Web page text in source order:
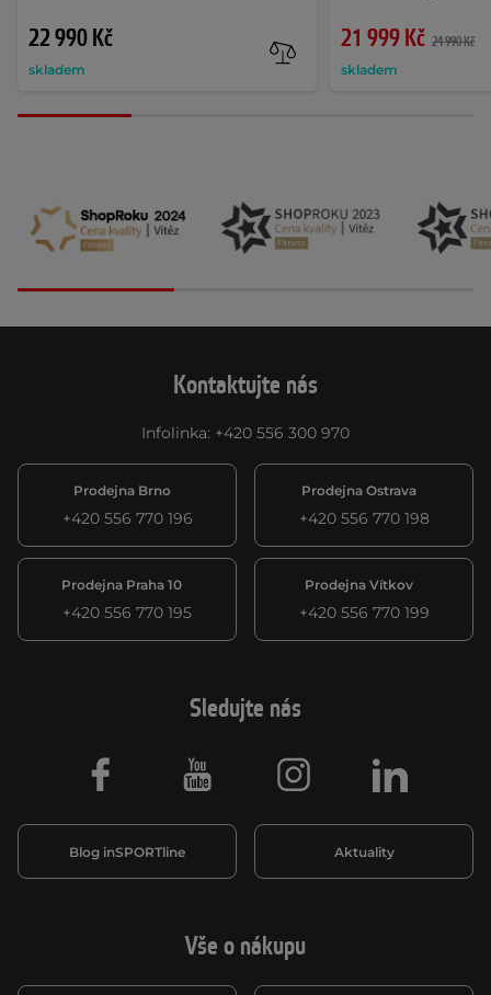
22 990 Kč
skladem
21 999 Kč 24 990 Kč
skladem
Kontaktujte nás
Infolinka: +420 556 300 970
Prodejna Brno
+420 556 770 196
Prodejna Ostrava
+420 556 770 198
Prodejna Praha 10
+420 556 770 195
Prodejna Vítkov
+420 556 770 199
Vše o nákupu
Sledujte nás
Blog inSPORTline Aktuality
Facebook Youtube Instagram LinkedIn